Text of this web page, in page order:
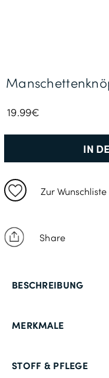
19.99€
IN
Zur
Share
MERKMALE
BESCHREIBUNG
STOFF & PFLEGE